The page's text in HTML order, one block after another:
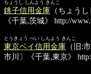
ちょうし しんよう きんこ
銚子信用金庫 （ちょう
《千葉,茨城》
http://
とうきょう べい しんよう きんこ
東京ベイ信用金庫 （旧:
市川〕《千葉,東京》